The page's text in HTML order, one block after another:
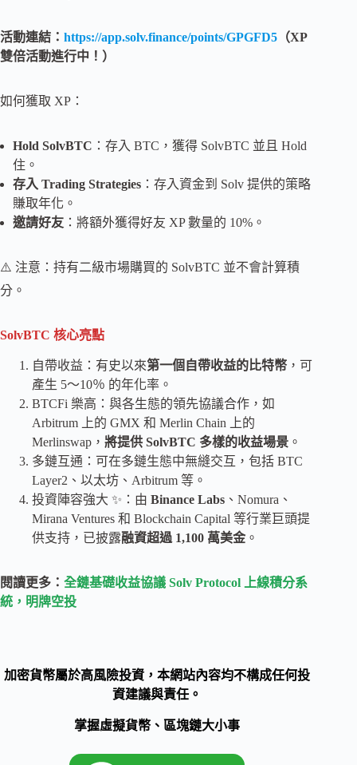
活動連結： https://app.solv.finance/points/GPGFD5 （XP
雙倍活動進行中！）
如何獲取 XP：
Hold SolvBTC ：存入 BTC，獲得 SolvBTC 並且 Hold
住。
存入 Trading Strategies ：存入資金到 Solv 提供的策略
賺取年化。
邀請好友 ：將額外獲得好友 XP 數量的 10%。
⚠️ 注意：持有二級市場購買的 SolvBTC 並不會計算積
分。
SolvBTC 核心亮點
自帶收益：有史以來第一個自帶收益的比特幣 ，可
產生 5～10％ 的年化率。
BTCFi 樂高：與各生態的領先協議合作，如
Arbitrum 上的 GMX 和 Merlin Chain 上的
Merlinswap， 將提供 SolvBTC 多樣的收益場景 。
多鏈互通：可在多鏈生態中無縫交互，包括 BTC
Layer2、以太坊、Arbitrum 等。
投資陣容強大 ✨：由 Binance Labs 、Nomura、
Mirana Ventures 和 Blockchain Capital 等行業巨頭提
供支持，已披露融資超過 1,100 萬美金 。
閱讀更多： 全鏈基礎收益協議 Solv Protocol 上線積分系
統，明牌空投
加密貨幣屬於高風險投資，本網站內容均不構成任何投
資建議與責任。
掌握虛擬貨幣、區塊鏈大小事